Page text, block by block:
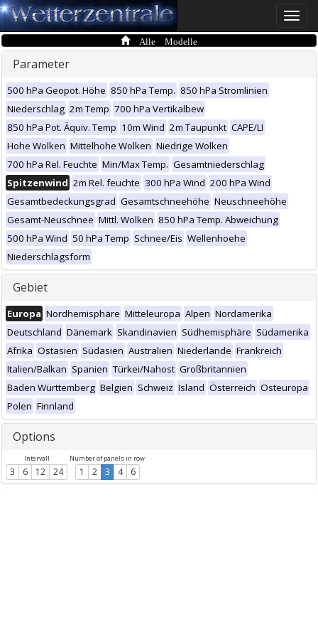
Toggle
Alle Modelle
Parameter
500 hPa Geopot. Höhe 850 hPa Temp. 850 hPa Stromlinien
Niederschlag 2m Temp 700 hPa Vertikalbew
850 hPa Pot. Äquiv. Temp 10m Wind 2m Taupunkt CAPE/LI
Hohe Wolken Mittelhohe Wolken Niedrige Wolken
700 hPa Rel. Feuchte Min/Max Temp. Gesamtniederschlag
Spitzenwind 2m Rel. feuchte 300 hPa Wind 200 hPa Wind
Gesamtbedeckungsgrad Gesamtschneehöhe Neuschneehöhe
Gesamt-Neuschnee Mittl. Wolken 850 hPa Temp. Abweichung
500 hPa Wind 50 hPa Temp Schnee/Eis Wellenhoehe
Niederschlagsform
Gebiet
Europa Nordhemisphäre Mitteleuropa Alpen Nordamerika
Deutschland Dänemark Skandinavien Südhemisphäre Südamerika
Afrika Ostasien Südasien Australien Niederlande Frankreich
Italien/Balkan Spanien Türkei/Nahost Großbritannien
Baden Württemberg Belgien Schweiz Island Österreich Osteuropa
Polen Finnland
Options
Intervall
3 6 12 24
Number of panels in row
1 2 3 4 6